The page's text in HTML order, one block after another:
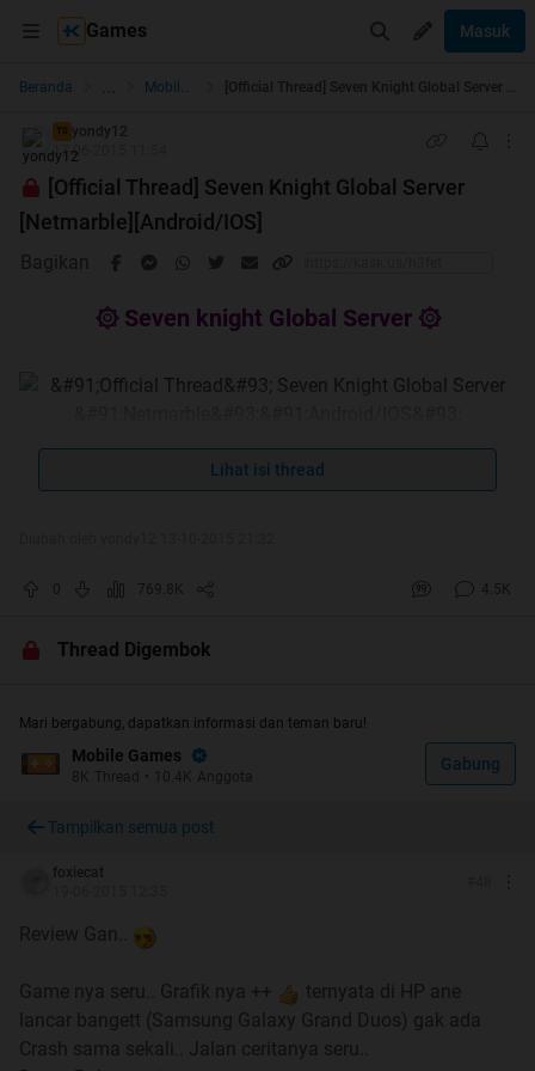
Games Masuk
Beranda ... Mobile Games
TS yondy12
17-06-2015 11:54
[Official Thread] Seven Knight Global Server
[Netmarble][Android/IOS]
Bagikan
۞ Seven knight Global Server ۞
Netmarble|FB Group|Line Group
THREAD RULES
Quote:
Perkenalkan diri agan dan saling menghargai
sesama pemain
No junk, flamming, SARA, dsb
mohon di edit
Post gambar harap menggunakan SPOILER
membaca dan menyetujui peraturan yang berlaku
Lihat isi thread
0 769.8K 4.5K
Thread Digembok
Mari bergabung, dapatkan informasi dan teman baru!
Mobile Games
8K Thread • 10.4K Anggota
Gabung
Tampilkan semua post
foxiecat
Review Gan..
Game nya seru.. Grafik nya ++
ternyata di HP ane
lancar bangett (Samsung Galaxy Grand Duos) gak ada
Crash sama sekali.. Jalan ceritanya seru..